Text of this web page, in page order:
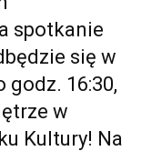
spotkanie
się w
godz. 16:30,
w
Kultury! Na